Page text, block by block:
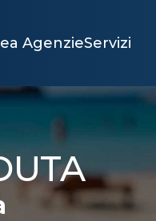
AgenzieServizi